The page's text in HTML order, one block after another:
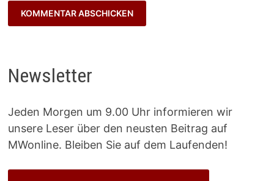
Newsletter
Jeden Morgen um 9.00 Uhr informieren wir
unsere Leser über den neusten Beitrag auf
MWonline. Bleiben Sie auf dem Laufenden!